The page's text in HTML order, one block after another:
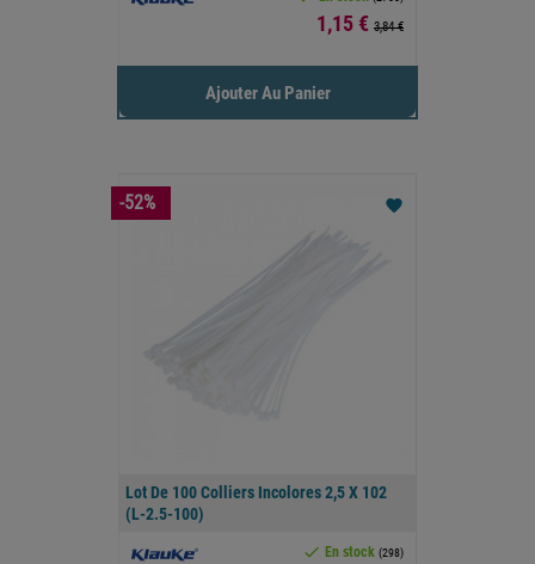
Prix
1,15 € 3,84 €
Ajouter Au Panier
Lot De 100 Colliers Incolores 2,5 X 102
(L-2.5-100)
 En stock (298)
favorite
-52%